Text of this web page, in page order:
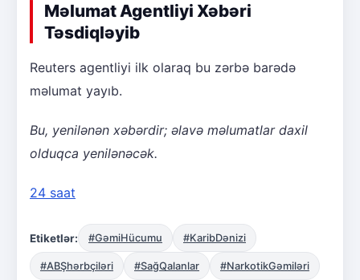
Məlumat Agentliyi Xəbəri
Təsdiqləyib
Reuters agentliyi ilk olaraq bu zərbə barədə
məlumat yayıb.
Bu, yenilənən xəbərdir; əlavə məlumatlar daxil
olduqca yenilənəcək.
24 saat
Etiketlər: #GəmiHücumu #KaribDənizi
#ABŞhərbçiləri #SağQalanlar #NarkotikGəmiləri